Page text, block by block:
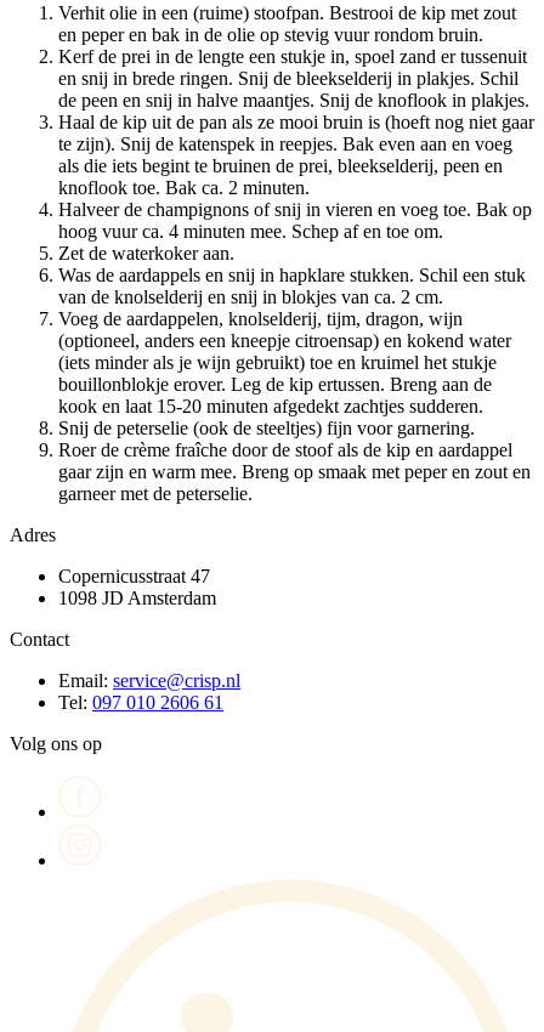
Verhit olie in een (ruime) stoofpan. Bestrooi de kip met zout
en peper en bak in de olie op stevig vuur rondom bruin.
Kerf de prei in de lengte een stukje in, spoel zand er tussenuit
en snij in brede ringen. Snij de bleekselderij in plakjes. Schil
de peen en snij in halve maantjes. Snij de knoflook in plakjes.
Haal de kip uit de pan als ze mooi bruin is (hoeft nog niet gaar
te zijn). Snij de katenspek in reepjes. Bak even aan en voeg
als die iets begint te bruinen de prei, bleekselderij, peen en
knoflook toe. Bak ca. 2 minuten.
Halveer de champignons of snij in vieren en voeg toe. Bak op
hoog vuur ca. 4 minuten mee. Schep af en toe om.
Zet de waterkoker aan.
Was de aardappels en snij in hapklare stukken. Schil een stuk
van de knolselderij en snij in blokjes van ca. 2 cm.
Voeg de aardappelen, knolselderij, tijm, dragon, wijn
(optioneel, anders een kneepje citroensap) en kokend water
(iets minder als je wijn gebruikt) toe en kruimel het stukje
bouillonblokje erover. Leg de kip ertussen. Breng aan de
kook en laat 15-20 minuten afgedekt zachtjes sudderen.
Snij de peterselie (ook de steeltjes) fijn voor garnering.
Roer de crème fraîche door de stoof als de kip en aardappel
gaar zijn en warm mee. Breng op smaak met peper en zout en
garneer met de peterselie.
Adres
Copernicusstraat 47
1098 JD Amsterdam
Contact
Email: service@crisp.nl
Tel: 097 010 2606 61
Volg ons op